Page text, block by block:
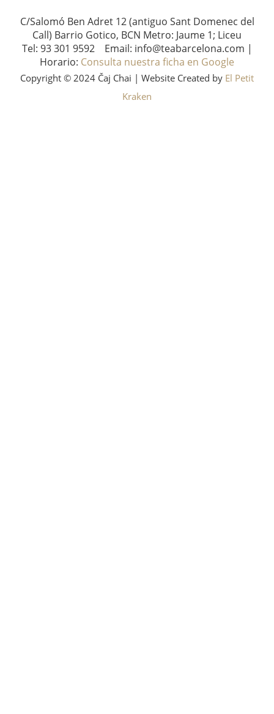
C/Salomó Ben Adret 12 (antiguo Sant Domenec del
Call) Barrio Gotico, BCN Metro: Jaume 1; Liceu
Tel: 93 301 9592 Email: info@teabarcelona.com |
Horario: Consulta nuestra ficha en Google
Copyright © 2024 Čaj Chai | Website Created by El Petit
Kraken